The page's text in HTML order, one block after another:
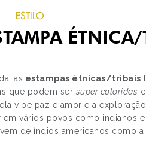
ESTILO
ÉTNICA/
as estampas étnicas/tribais
que podem ser super coloridas
vibe paz e amor e a exploração
vários povos como indianos e
de índios americanos como a